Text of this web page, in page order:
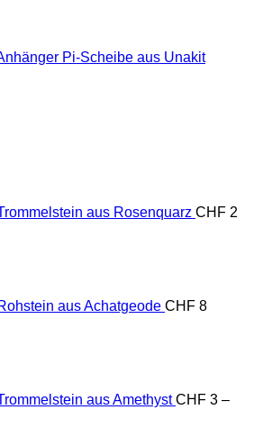
Pi-Scheibe aus Unakit
aus Rosenquarz CHF 2
aus Achatgeode CHF 8
aus Amethyst CHF 3 –